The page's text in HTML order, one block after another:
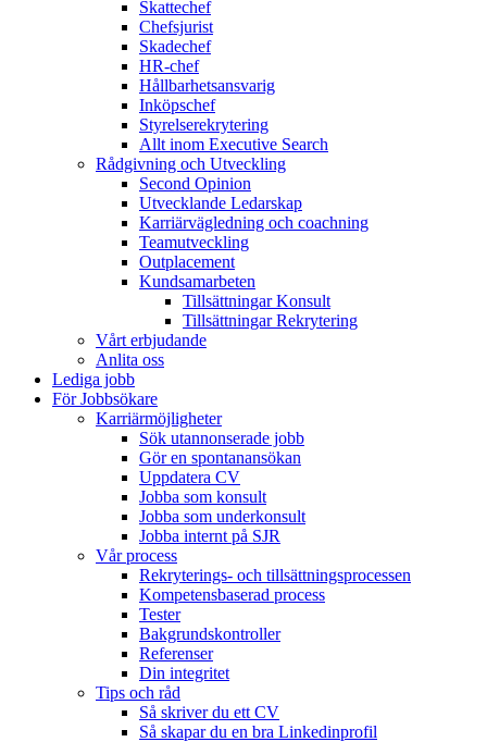
Skattechef
Chefsjurist
Skadechef
HR-chef
Hållbarhetsansvarig
Inköpschef
Styrelserekrytering
Allt inom Executive Search
Rådgivning och Utveckling
Second Opinion
Utvecklande Ledarskap
Karriärvägledning och coachning
Teamutveckling
Outplacement
Kundsamarbeten
Tillsättningar Konsult
Tillsättningar Rekrytering
Vårt erbjudande
Anlita oss
Lediga jobb
För Jobbsökare
Karriärmöjligheter
Sök utannonserade jobb
Gör en spontanansökan
Uppdatera CV
Jobba som konsult
Jobba som underkonsult
Jobba internt på SJR
Vår process
Rekryterings- och tillsättningsprocessen
Kompetensbaserad process
Tester
Bakgrundskontroller
Referenser
Din integritet
Tips och råd
Så skriver du ett CV
Så skapar du en bra Linkedinprofil